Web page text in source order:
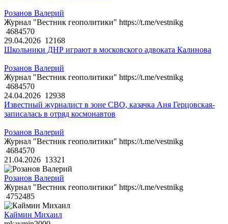
Розанов Валерий
Журнал "Вестник геополитики" https://t.me/vestnikg
4684570
29.04.2026 12168
Школьники ДНР играют в московского адвоката Калинова
Розанов Валерий
Журнал "Вестник геополитики" https://t.me/vestnikg
4684570
24.04.2026 12938
Известный журналист в зоне СВО, казачка Аня Герцовская-
записалась в отряд космонавтов
Розанов Валерий
Журнал "Вестник геополитики" https://t.me/vestnikg
4684570
21.04.2026 13321
Розанов Валерий
Журнал "Вестник геополитики" https://t.me/vestnikg
4752485
Каймин Михаил